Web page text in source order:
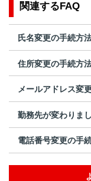
関連するFAQ
氏名変更の手続方
住所変更の手続方
メールアドレス変
勤務先が変わりま
電話番号変更の手